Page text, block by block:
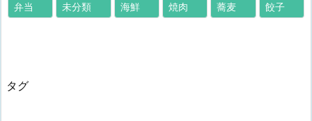
弁当 未分類 海鮮 焼肉 蕎麦 餃子
タグ